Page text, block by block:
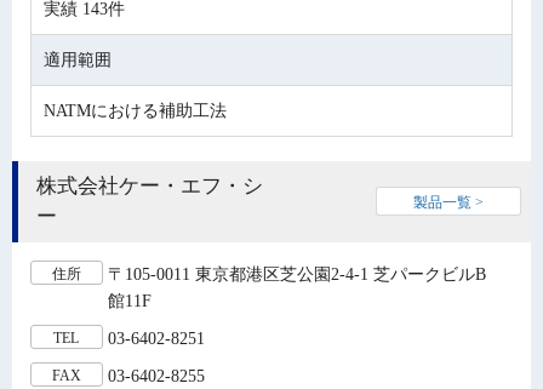
実績 143件
適用範囲
NATMにおける補助工法
株式会社ケー・エフ・シ
ー
製品一覧 >
住所
〒105-0011 東京都港区芝公園2-4-1 芝パークビルB
館11F
TEL 03-6402-8251
FAX 03-6402-8255